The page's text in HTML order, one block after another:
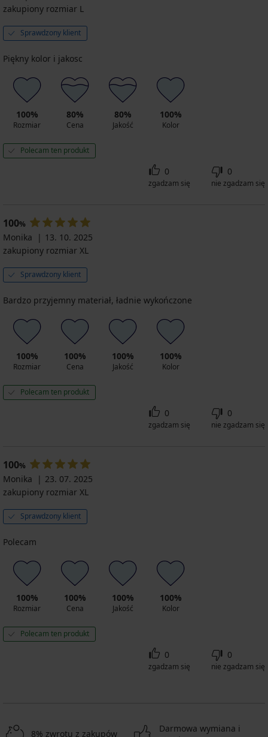
zakupiony rozmiar L
Sprawdzony klient
Piękny kolor i jakosc
100%
Rozmiar
80%
Cena
80%
Jakość
100%
Kolor
Polecam ten produkt
0
zgadzam się
0
nie zgadzam się
100%
Monika
13. 10. 2025
zakupiony rozmiar XL
Sprawdzony klient
Bardzo przyjemny materiał, ładnie wykończone
100%
Rozmiar
100%
Cena
100%
Jakość
100%
Kolor
Polecam ten produkt
0
zgadzam się
0
nie zgadzam się
100%
Monika
23. 07. 2025
zakupiony rozmiar XL
Sprawdzony klient
Polecam
100%
Rozmiar
100%
Cena
100%
Jakość
100%
Kolor
Polecam ten produkt
0
zgadzam się
0
nie zgadzam się
8% zwrotu z zakupów
Darmowa wymiana i